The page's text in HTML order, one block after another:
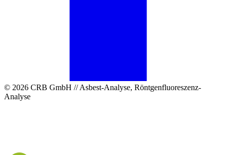
© 2026 CRB GmbH // Asbest-Analyse, Röntgenfluoreszenz-
Analyse